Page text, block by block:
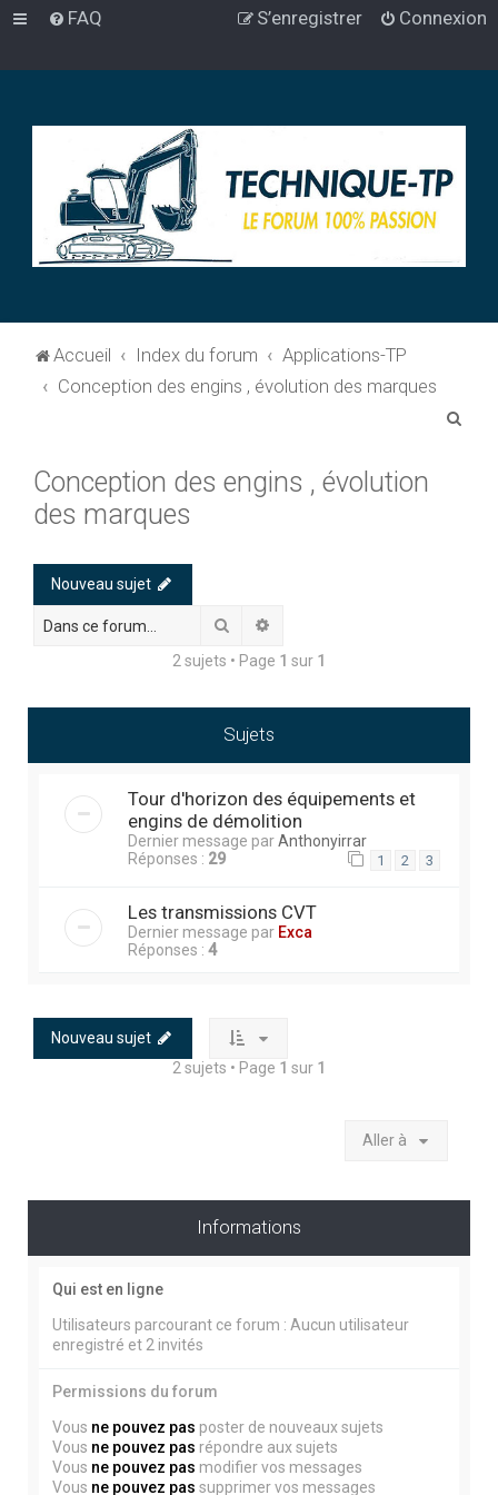
FAQ Connexion
S’enregistrer
Accueil Index du forum
Applications-TP
Conception des engins , évolution des marques
Conception des engins , évolution
des marques
Nouveau sujet
Rechercher
2 sujets • Page 1 sur 1
Sujets
Tour d'horizon des équipements et
engins de démolition
Dernier message parAnthonyirrar
Réponses : 29 1 2 3
Les transmissions CVT
Dernier message par Exca
Réponses : 4
Nouveau sujet
2 sujets • Page 1 sur 1
Aller à
Informations
Qui est en ligne
Utilisateurs parcourant ce forum : Aucun utilisateur
enregistré et 2 invités
Permissions du forum
Vous ne pouvez pas poster de nouveaux sujets
Vous ne pouvez pas répondre aux sujets
Vous ne pouvez pas modifier vos messages
Vous ne pouvez pas supprimer vos messages